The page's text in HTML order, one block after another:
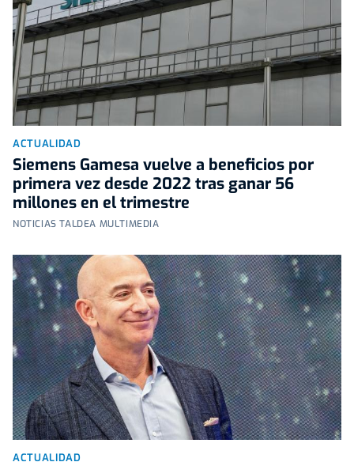
ACTUALIDAD
Siemens Gamesa vuelve a beneficios por
primera vez desde 2022 tras ganar 56
millones en el trimestre
NOTICIAS TALDEA MULTIMEDIA
ACTUALIDAD